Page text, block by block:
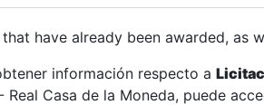
have already been awarded, as
información respecto a
Casa de la Moneda, puede